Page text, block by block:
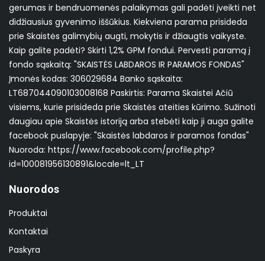
gerumas ir bendruomenės palaikymas gali padėti įveikti net
didžiausius gyvenimo iššūkius. Kiekviena parama prisideda
prie Skaistės galimybių augti, mokytis ir džiaugtis vaikyste.
Kaip galite padėti? Skirti 1,2% GPM fondui. Pervesti paramą į
fondo sąskaitą: "SKAISTĖS LABDAROS IR PARAMOS FONDAS"
Įmonės kodas: 306029684 Banko sąskaita:
LT687044090103008168 Paskirtis: Parama Skaistei Ačiū
visiems, kurie prisideda prie Skaistės ateities kūrimo. Sužinoti
daugiau apie Skaistės istoriją arba stebėti kaip ji auga galite
facebook puslapyje: "Skaistės labdaros ir paramos fondas"
Nuoroda: https://www.facebook.com/profile.php?
id=100081956130891&locale=lt_LT
Nuorodos
Produktai
Kontaktai
Paskyra